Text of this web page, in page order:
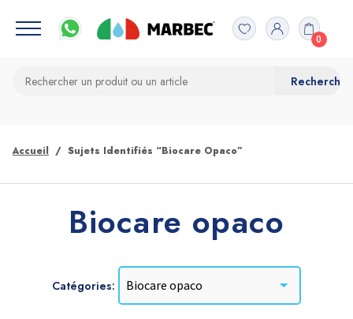
0
Accueil Sujets Identifiés “Biocare Opaco”
Biocare opaco
Catégories: